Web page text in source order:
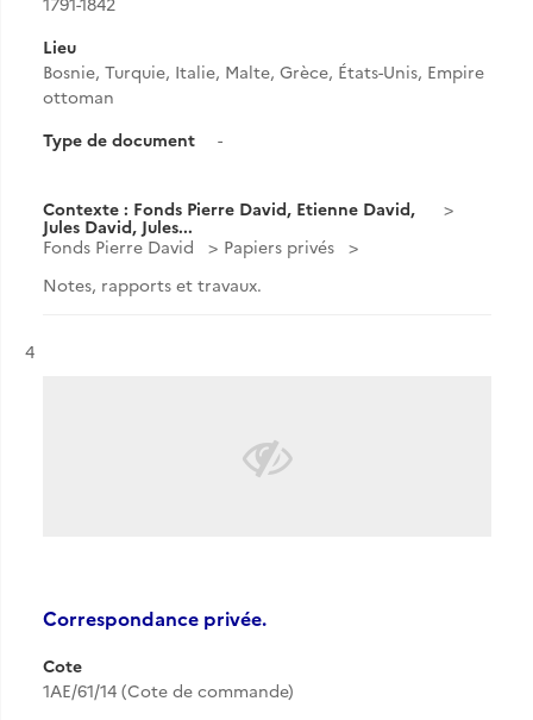
Lieu
Bosnie, Turquie, Italie, Malte, Grèce, États-Unis, Empire
ottoman
Type de document
-
Contexte : Fonds Pierre David, Etienne David,
Jules David, Jules...
Fonds Pierre David
Papiers privés
Notes, rapports et travaux.
Résultat n°
4
Correspondance privée.
Cote
1AE/61/14 (Cote de commande)